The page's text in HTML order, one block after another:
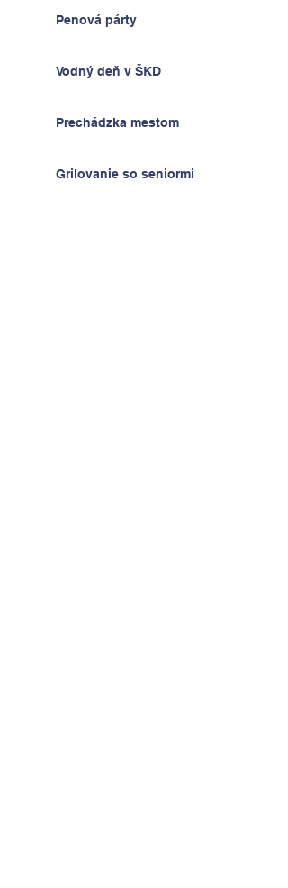
Penová párty
Vodný deň v ŠKD
Prechádzka mestom
Grilovanie so seniormi